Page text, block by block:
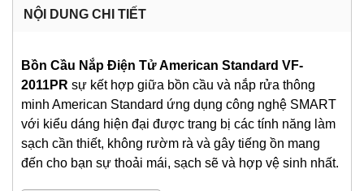
NỘI DUNG CHI TIẾT
Bồn Cầu Nắp Điện Tử American Standard VF-
2011PR sự kết hợp giữa bồn cầu và nắp rửa thông
minh American Standard ứng dụng công nghệ SMART
với kiểu dáng hiện đại được trang bị các tính năng làm
sạch cần thiết, không rườm rà và gây tiếng ồn mang
đến cho bạn sự thoải mái, sạch sẽ và hợp vệ sinh nhất.